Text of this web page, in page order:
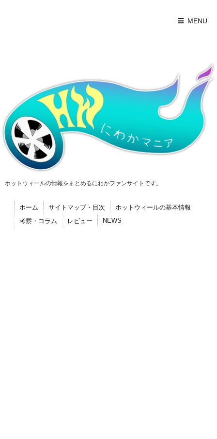
MENU
ホットウィールの情報をまとめるにわかファンサイトです。
ホーム サイトマップ・目次
ホットウィールの基本情報
考察・コラム
レビュー NEWS